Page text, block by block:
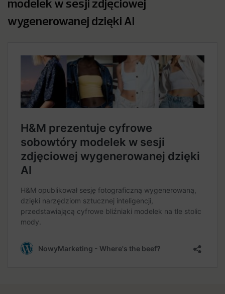
modelek w sesji zdjęciowej
wygenerowanej dzięki AI